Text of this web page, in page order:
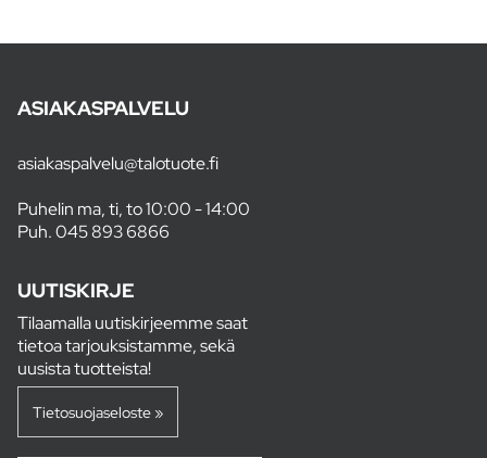
ASIAKASPALVELU
asiakaspalvelu@talotuote.fi
Puhelin ma, ti, to 10:00 - 14:00
Puh.045 893 6866
UUTISKIRJE
Tilaamalla uutiskirjeemme saat
tietoa tarjouksistamme, sekä
uusista tuotteista!
Tietosuojaseloste »